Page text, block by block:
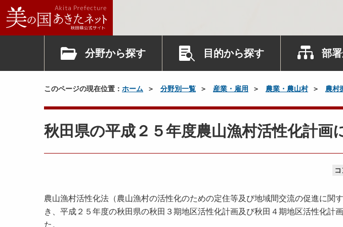
分野から探す 目的から探す 部
このページの現在位置： ホーム 分野別一覧 産業・雇用 農業・農山村 農村
秋田県の平成２５年度農山漁村活性化計画
農山漁村活性化法（農山漁村の活性化のための定住等及び地域間交流の促進に関
き、平成２５年度の秋田県の秋田３期地区活性化計画及び秋田４期地区活性化計
た。